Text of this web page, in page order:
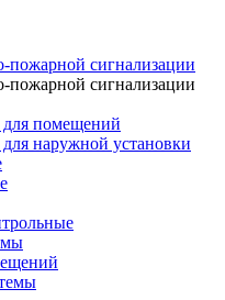
пожарной сигнализации
пожарной сигнализации
помещений
наружной установки